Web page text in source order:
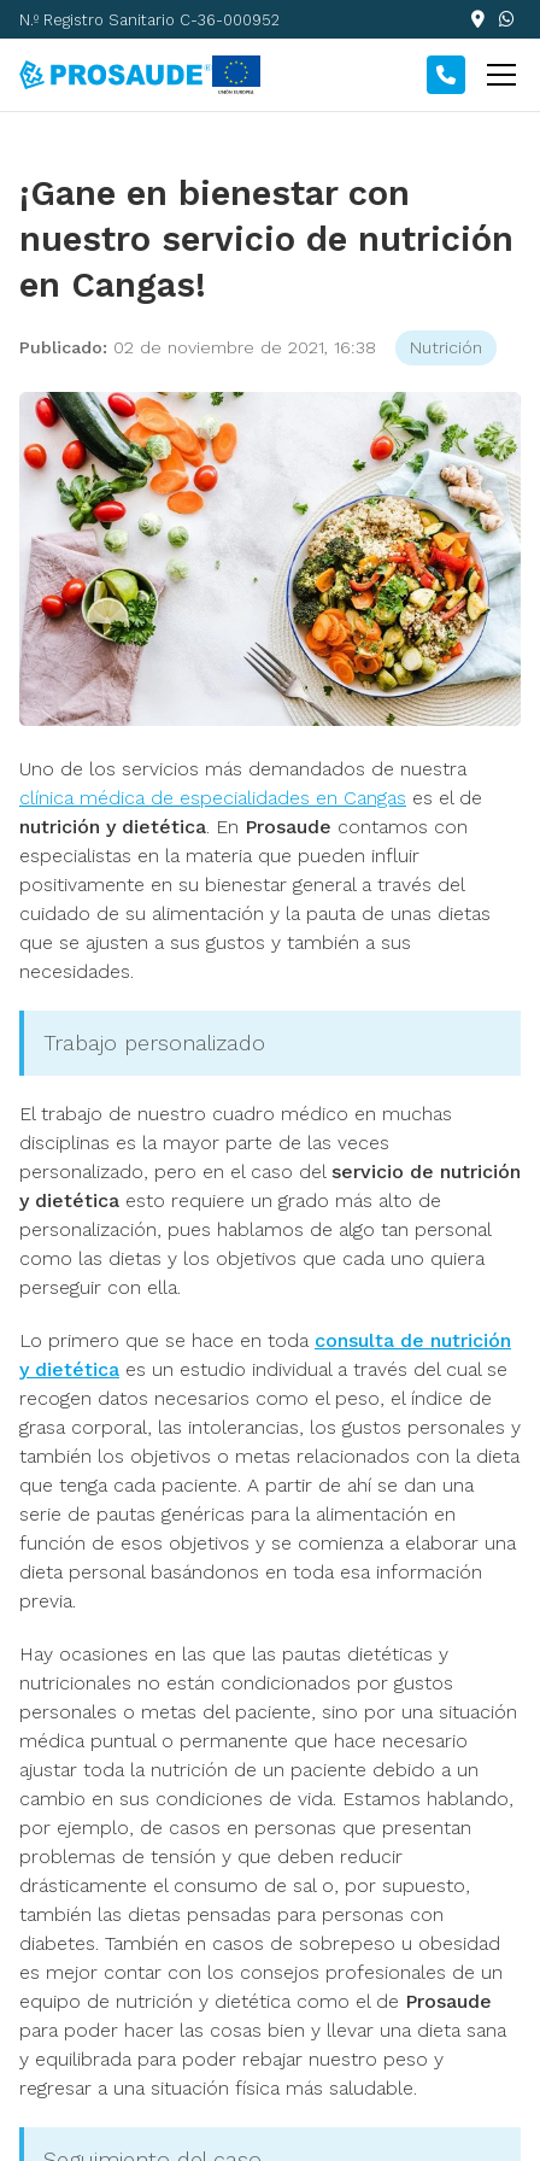
N.º Registro Sanitario C-36-000952
¡Gane en bienestar con
nuestro servicio de nutrición
en Cangas!
Publicado: 02 de noviembre de 2021, 16:38 Nutrición
Uno de los servicios más demandados de nuestra
clínica médica de especialidades en Cangas es el de
nutrición y dietética. En Prosaude contamos con
especialistas en la materia que pueden influir
positivamente en su bienestar general a través del
cuidado de su alimentación y la pauta de unas dietas
que se ajusten a sus gustos y también a sus
necesidades.
Trabajo personalizado
El trabajo de nuestro cuadro médico en muchas
disciplinas es la mayor parte de las veces
personalizado, pero en el caso del servicio de nutrición
y dietética esto requiere un grado más alto de
personalización, pues hablamos de algo tan personal
como las dietas y los objetivos que cada uno quiera
perseguir con ella.
Lo primero que se hace en toda consulta de nutrición
y dietética es un estudio individual a través del cual se
recogen datos necesarios como el peso, el índice de
grasa corporal, las intolerancias, los gustos personales y
también los objetivos o metas relacionados con la dieta
que tenga cada paciente. A partir de ahí se dan una
serie de pautas genéricas para la alimentación en
función de esos objetivos y se comienza a elaborar una
dieta personal basándonos en toda esa información
previa.
Hay ocasiones en las que las pautas dietéticas y
nutricionales no están condicionados por gustos
personales o metas del paciente, sino por una situación
médica puntual o permanente que hace necesario
ajustar toda la nutrición de un paciente debido a un
cambio en sus condiciones de vida. Estamos hablando,
por ejemplo, de casos en personas que presentan
problemas de tensión y que deben reducir
drásticamente el consumo de sal o, por supuesto,
también las dietas pensadas para personas con
diabetes. También en casos de sobrepeso u obesidad
es mejor contar con los consejos profesionales de un
equipo de nutrición y dietética como el de Prosaude
para poder hacer las cosas bien y llevar una dieta sana
y equilibrada para poder rebajar nuestro peso y
regresar a una situación física más saludable.